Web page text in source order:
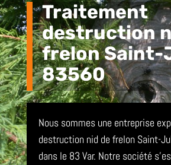
Traitement
destruction
frelon Saint-
83560
Nous sommes une entreprise
destruction nid de frelon Saint-
dans le 83 Var. Notre société